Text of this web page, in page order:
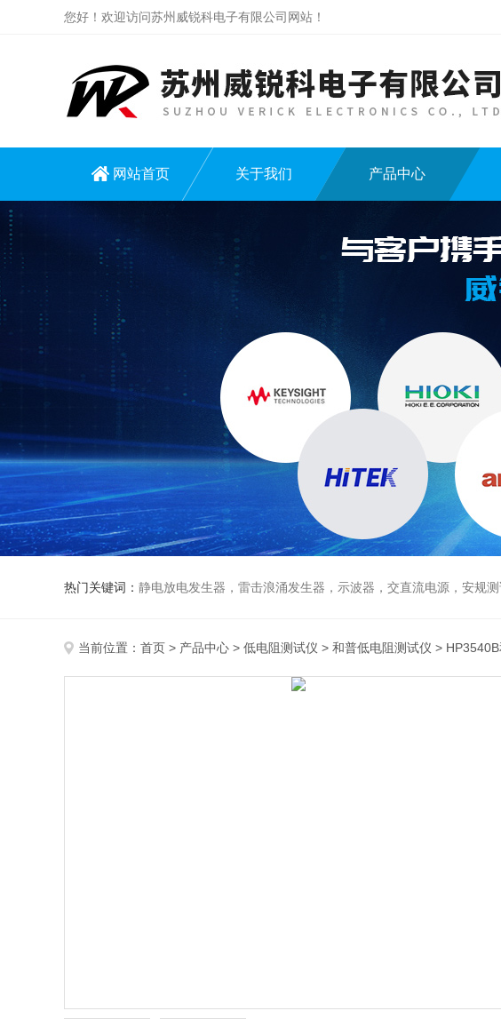
您好！欢迎访问苏州威锐科电子有限公司网站！
网站首页 关于我们 产品中心
热门关键词： 静电放电发生器，雷击浪涌发生器，示波器，交直流电源，安规测试仪，
当前位置： 首页 > 产品中心 > 低电阻测试仪 > 和普低电阻测试仪 >